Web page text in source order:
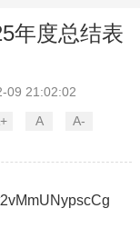
年度总结表
09 21:02:02
A A-